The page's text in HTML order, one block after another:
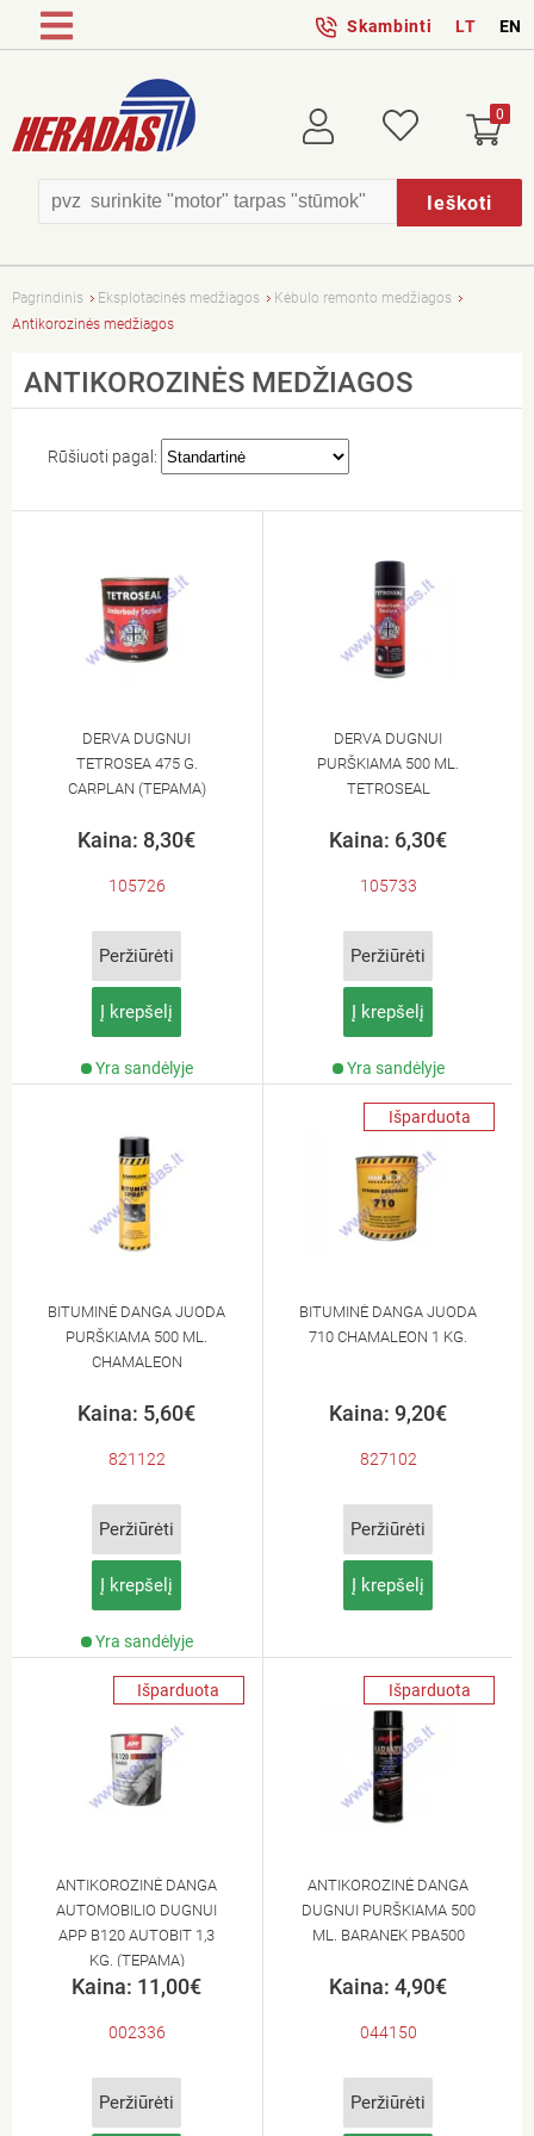
Skambinti LT EN
Ieškoti
Prisijungti Patikusios 0
Pagrindinis Eksplotacinės medžiagos
Kėbulo remonto medžiagos
Antikorozinės medžiagos
ANTIKOROZINĖS MEDŽIAGOS
Rūšiuoti pagal:
DERVA DUGNUI
TETROSEA 475 G.
CARPLAN (TEPAMA)
Kaina: 8,30€
105726
Peržiūrėti
Į krepšelį
Yra sandėlyje
DERVA DUGNUI
PURŠKIAMA 500 ML.
TETROSEAL
Kaina: 6,30€
105733
Peržiūrėti
Į krepšelį
Yra sandėlyje
BITUMINĖ DANGA JUODA
PURŠKIAMA 500 ML.
CHAMALEON
Kaina: 5,60€
821122
Peržiūrėti
Į krepšelį
Yra sandėlyje
Išparduota
BITUMINĖ DANGA JUODA
710 CHAMALEON 1 KG.
Kaina: 9,20€
827102
Peržiūrėti
Į krepšelį
Išparduota
ANTIKOROZINĖ DANGA
AUTOMOBILIO DUGNUI
APP B120 AUTOBIT 1,3
KG. (TEPAMA)
Kaina: 11,00€
002336
Peržiūrėti
Išparduota
ANTIKOROZINĖ DANGA
DUGNUI PURŠKIAMA 500
ML. BARANEK PBA500
Kaina: 4,90€
044150
Peržiūrėti